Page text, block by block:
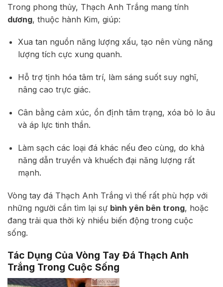
Trong phong thủy, Thạch Anh Trắng mang tính
dương, thuộc hành Kim, giúp:
Xua tan nguồn năng lượng xấu, tạo nên vùng năng
lượng tích cực xung quanh.
Hỗ trợ tịnh hóa tâm trí, làm sáng suốt suy nghĩ,
nâng cao trực giác.
Cân bằng cảm xúc, ổn định tâm trạng, xóa bỏ lo âu
và áp lực tinh thần.
Làm sạch các loại đá khác nếu đeo cùng, do khả
năng dẫn truyền và khuếch đại năng lượng rất
mạnh.
Vòng tay đá Thạch Anh Trắng vì thế rất phù hợp với
những người cần tìm lại sự bình yên bên trong, hoặc
đang trải qua thời kỳ nhiều biến động trong cuộc
sống.
Tác Dụng Của Vòng Tay Đá Thạch Anh
Trắng Trong Cuộc Sống